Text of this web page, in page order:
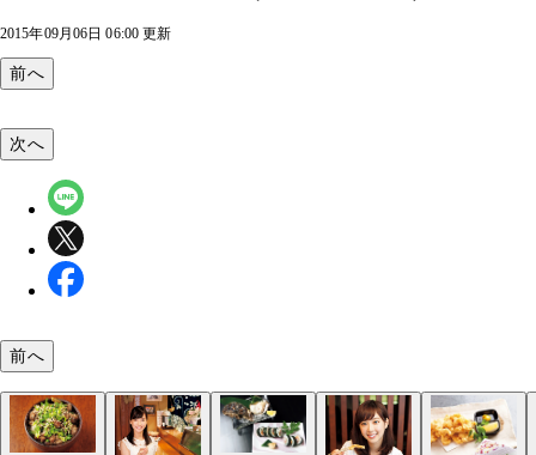
2015年09月06日 06:00 更新
前へ
次へ
前へ